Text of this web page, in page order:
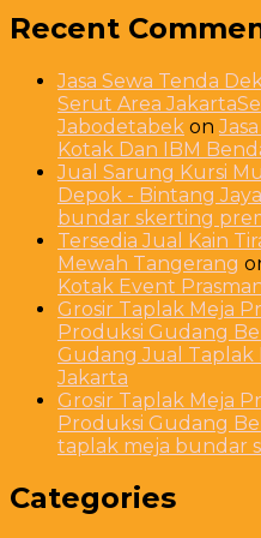
Recent
Jasa Sewa Tenda
Serut Area
Jabodetabek on
Kotak Dan IBM
Jual Sarung Kursi
Depok - Bintang Jaya
bundar skerting
Tersedia Jual Kain
Mewah Tangerang
Kotak Event
Grosir Taplak Meja
Produksi Gudang
Gudang Jual Taplak
Jakarta
Grosir Taplak Meja
Produksi Gudang
taplak meja bundar
Categories